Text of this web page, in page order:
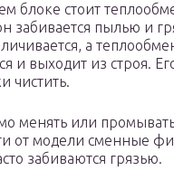
блоке стоит
забивается пылью и
а
и выходит из строя.
чистить.
менять или
от модели сменные
забиваются грязью.